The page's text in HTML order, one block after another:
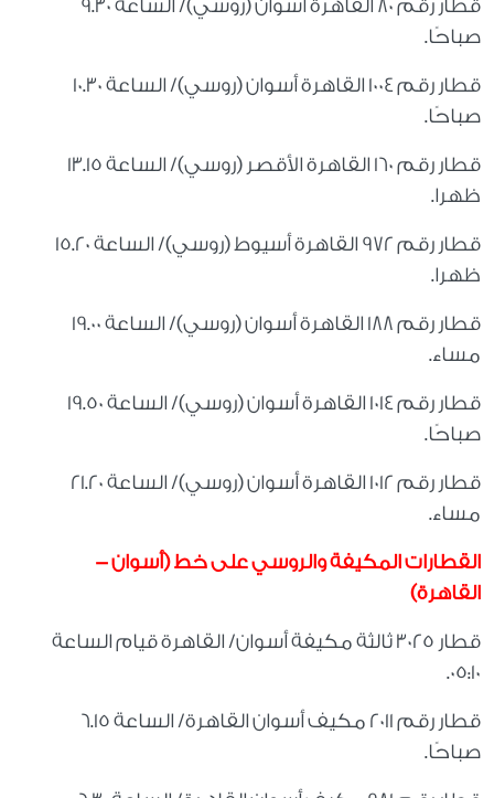
قطار رقم 80 القاهرة أسوان (روسي)/ الساعة 9.30
صباحًا.
قطار رقم 1004 القاهرة أسوان (روسي)/ الساعة 10.30
صباحًا.
قطار رقم 160 القاهرة الأقصر (روسي)/ الساعة 13.15
ظهرا.
قطار رقم 972 القاهرة أسيوط (روسي)/ الساعة 15.20
ظهرا.
قطار رقم 188 القاهرة أسوان (روسي)/ الساعة 19.00
مساء.
قطار رقم 1014 القاهرة أسوان (روسي)/ الساعة 19.50
صباحًا.
قطار رقم 1012 القاهرة أسوان (روسي)/ الساعة 21.20
مساء.
القطارات المكيفة والروسي على خط (أسوان -
القاهرة)
قطار 3025 ثالثة مكيفة أسوان/ القاهرة قيام الساعة
05:10.
قطار رقم 2011 مكيف أسوان القاهرة/ الساعة 6.15
صباحًا.